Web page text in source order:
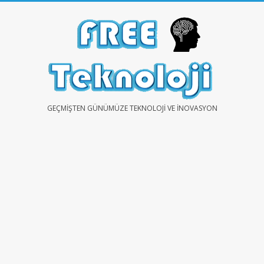
FREEGEÇMIŞTEN GÜNÜMÜZE TEKNOLOJI VE İNOVASYON